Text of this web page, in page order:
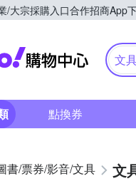
/大宗採購入口合作招商App
Yahoo
文
點換券
書/票券/影音/文具 文